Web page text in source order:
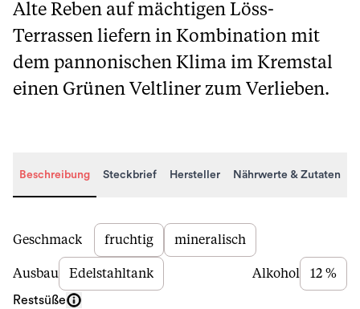
Alte Reben auf mächtigen Löss-
Terrassen liefern in Kombination mit
dem pannonischen Klima im Kremstal
einen Grünen Veltliner zum Verlieben.
Beschreibung Steckbrief Hersteller Nährwerte & Zutaten
Beschreibung
Geschmack fruchtig mineralisch
Ausbau Edelstahltank Alkohol 12 %
Restsüße